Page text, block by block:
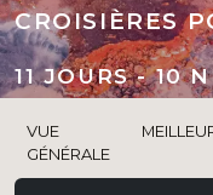
CROISIÈRES
11 JOURS - 10
VUE
GÉNÉRALE